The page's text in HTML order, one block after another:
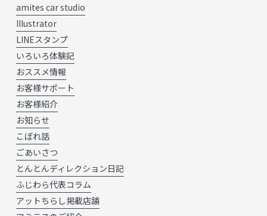
amites car studio
Illustrator
LINEスタンプ
いろいろ体験記
おススメ情報
お客様サポート
お客様紹介
お知らせ
こぼれ話
ごあいさつ
とんとんディレクション日記
ふじわら代表コラム
アットちらし掲載店舗